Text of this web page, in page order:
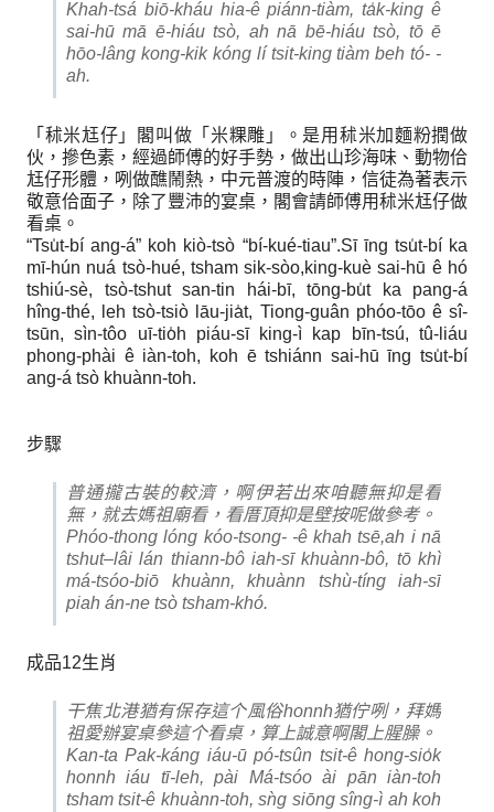
Khah-tsá biō-kháu hia-ê piánn-tiàm, ta̍k-king ê
sai-hū mā ē-hiáu tsò, ah nā bē-hiáu tsò, tō ē
hōo-lâng kong-kik kóng lí tsit-king tiàm beh tó- -
ah.
「秫米尪仔」閣叫做「米粿雕」。是用秫米加麵粉撋做
伙，摻色素，經過師傅的好手勢，做出山珍海味、動物佮
尪仔形體，咧做醮鬧熱，中元普渡的時陣，信徒為著表示
敬意佮面子，除了豐沛的宴桌，閣會請師傅用秫米尪仔做
看桌。
“Tsu̍t-bí ang-á” koh kiò-tsò “bí-kué-tiau”.Sī īng tsu̍t-bí ka
mī-hún nuá tsò-hué, tsham sik-sòo,king-kuè sai-hū ê hó
tshiú-sè, tsò-tshut san-tin hái-bī, tōng-bu̍t ka pang-á
hîng-thé, leh tsò-tsiò lāu-jia̍t, Tiong-guân phóo-tōo ê sî-
tsūn, sìn-tôo uī-tio̍h piáu-sī king-ì kap bīn-tsú, tû-liáu
phong-phài ê iàn-toh, koh ē tshiánn sai-hū īng tsu̍t-bí
ang-á tsò khuànn-toh.
步驟
普通攏古裝的較濟，啊伊若出來咱聽無抑是看
無，就去媽祖廟看，看厝頂抑是壁按呢做參考。
Phóo-thong lóng kóo-tsong- -ê khah tsē,ah i nā
tshut–lâi lán thiann-bô iah-sī khuànn-bô, tō khì
má-tsóo-biō khuànn, khuànn tshù-tíng iah-sī
piah án-ne tsò tsham-khó.
成品12生肖
干焦北港猶有保存這个風俗honnh猶佇咧，拜媽
祖愛辦宴桌參這个看桌，算上誠意啊閣上腥臊。
Kan-ta Pak-káng iáu-ū pó-tsûn tsit-ê hong-sio̍k
honnh iáu tī-leh, pài Má-tsóo ài pān iàn-toh
tsham tsit-ê khuànn-toh, sǹg siōng sîng-ì ah koh